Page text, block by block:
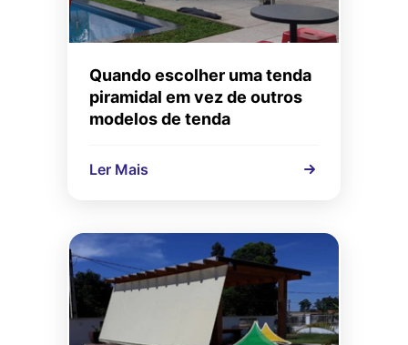
Quando escolher uma tenda
piramidal em vez de outros
modelos de tenda
Ler Mais